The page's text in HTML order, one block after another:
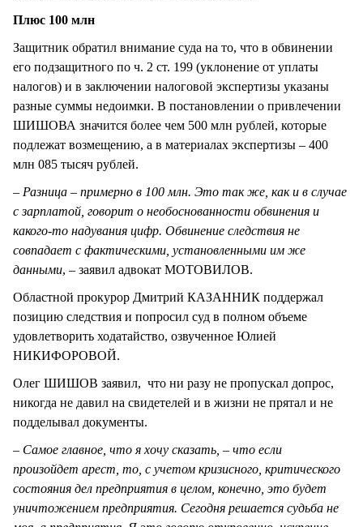
Плюс 100 млн
Защитник обратил внимание суда на то, что в обвинении
его подзащитного по ч. 2 ст. 199 (уклонение от уплаты
налогов) и в заключении налоговой экспертизы указаны
разные суммы недоимки. В постановлении о привлечении
ШИШОВА значится более чем 500 млн рублей, которые
подлежат возмещению, а в материалах экспертизы – 400
млн 085 тысяч рублей.
– Разница – примерно в 100 млн. Это так же, как и в случае
с зарплатой, говорит о необоснованности обвинения и
какого-то надувания цифр. Обвинение следствия не
совпадает с фактическими, установленными им же
данными, – заявил адвокат МОТОВИЛОВ.
Областной прокурор Дмитрий КАЗАННИК поддержал
позицию следствия и попросил суд в полном объеме
удовлетворить ходатайство, озвученное Юлией
НИКИФОРОВОЙ.
Олег ШИШОВ заявил, что ни разу не пропускал допрос,
никогда не давил на свидетелей и в жизни не прятал и не
подделывал документы.
– Самое главное, что я хочу сказать, – что если
произойдет арест, то, с учетом кризисного, критического
состояния дел предприятия в целом, конечно, это будет
уничтожением предприятия. Сегодня решается судьба не